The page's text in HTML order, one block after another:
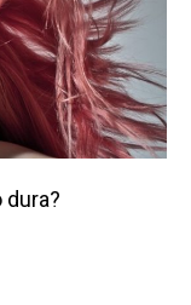
dura?